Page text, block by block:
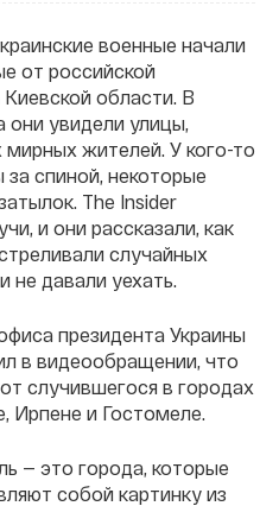
военные начали
от российской
области. В
они увидели улицы,
жителей. У кого-то
за спиной, некоторые
The Insider
и они рассказали, как
случайных
не давали уехать.
президента Украины
в видеообращении, что
случившегося в городах
Ирпене и Гостомеле.
— это города, которые
собой картинку из